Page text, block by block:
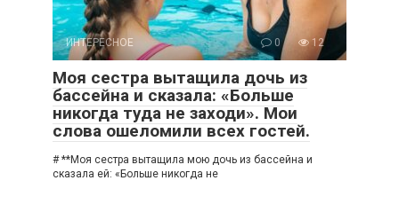
ИНТЕРЕСНОЕ 0 12
Моя сестра вытащила дочь из
бассейна и сказала: «Больше
никогда туда не заходи». Мои
слова ошеломили всех гостей.
# **Моя сестра вытащила мою дочь из бассейна и
сказала ей: «Больше никогда не